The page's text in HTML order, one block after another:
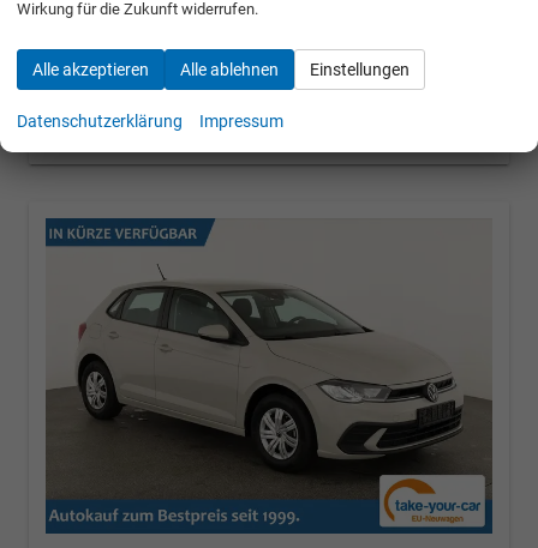
20.095,– €
Wirkung für die Zukunft widerrufen.
Alle akzeptieren Alle ablehnen Einstellungen
Datenschutzerklärung Impressum